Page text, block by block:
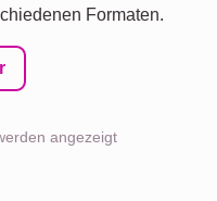
Formaten.
angezeigt